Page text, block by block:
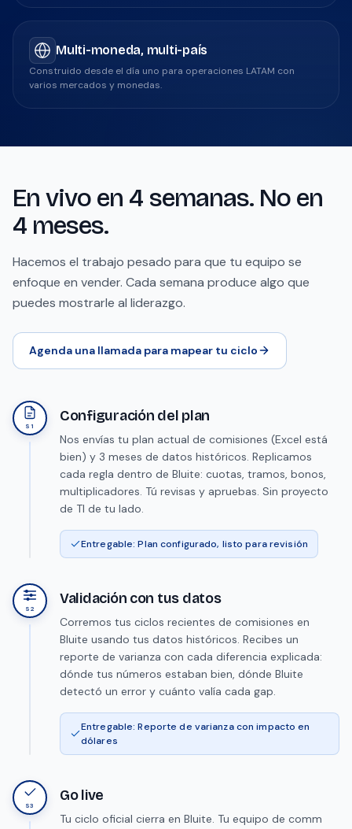
Multi-moneda, multi-país
Construido desde el día uno para operaciones LATAM con
varios mercados y monedas.
En vivo en 4 semanas. No en
4 meses.
Hacemos el trabajo pesado para que tu equipo se
enfoque en vender. Cada semana produce algo que
puedes mostrarle al liderazgo.
Agenda una llamada para mapear tu ciclo
S1
Configuración del plan
Nos envías tu plan actual de comisiones (Excel está
bien) y 3 meses de datos históricos. Replicamos
cada regla dentro de Bluite: cuotas, tramos, bonos,
multiplicadores. Tú revisas y apruebas. Sin proyecto
de TI de tu lado.
Entregable: Plan configurado, listo para revisión
S2
Validación con tus datos
Corremos tus ciclos recientes de comisiones en
Bluite usando tus datos históricos. Recibes un
reporte de varianza con cada diferencia explicada:
dónde tus números estaban bien, dónde Bluite
detectó un error y cuánto valía cada gap.
Entregable: Reporte de varianza con impacto en
dólares
S3
Go live
Tu ciclo oficial cierra en Bluite. Tu equipo de comm